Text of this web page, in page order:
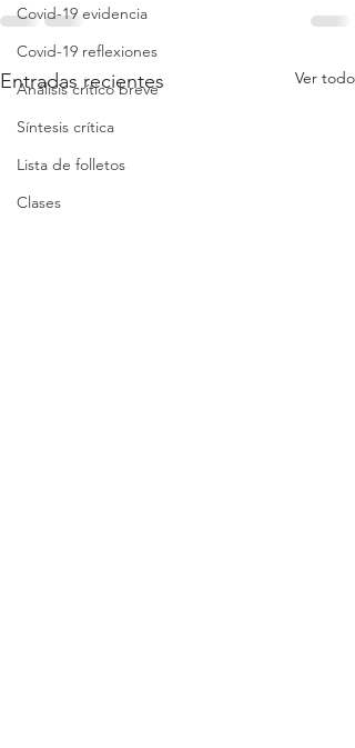
Covid-19 evidencia
Covid-19 reflexiones
Análisis crítico breve
Síntesis crítica
Lista de folletos
Clases
Entradas recientes Ver todo